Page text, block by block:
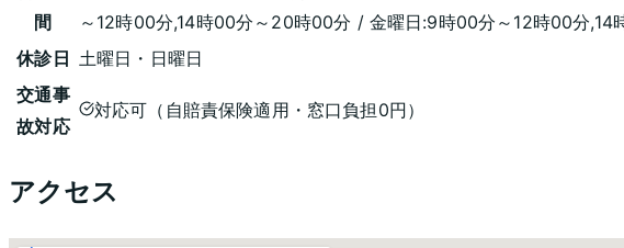
間
～12時00分,14時00分～20時00分 / 金曜日:9時00分～12時00分
休診日 土曜日・日曜日
交通事
故対応
対応可（自賠責保険適用・窓口負担0円）
アクセス